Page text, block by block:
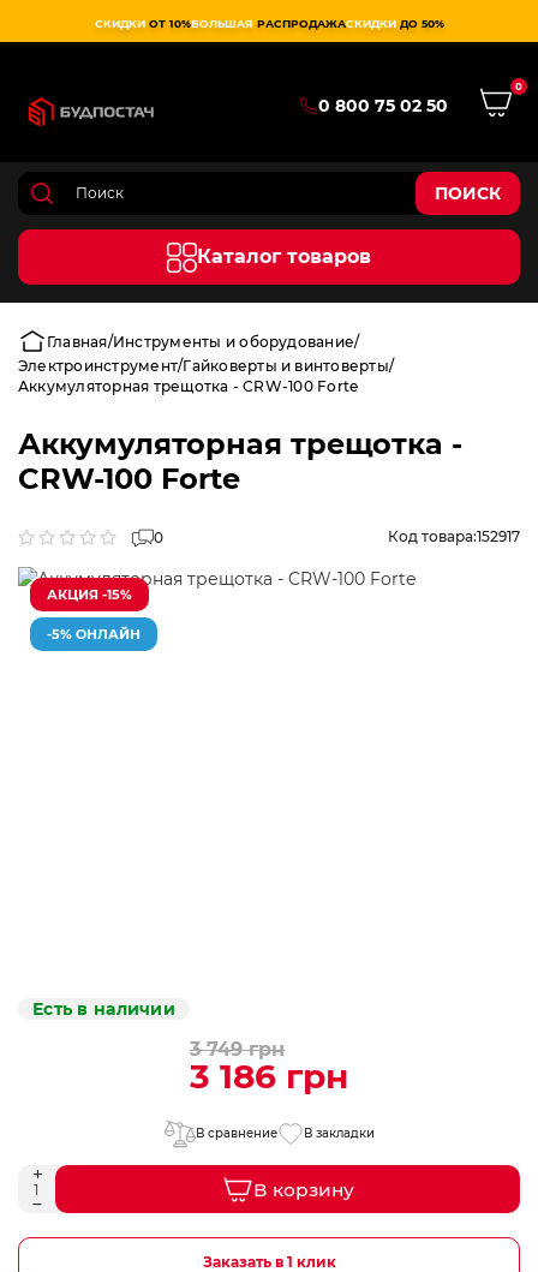
СКИДКИ ОТ 10%БОЛЬШАЯ РАСПРОДАЖАСКИДКИ ДО 50%
0 800 75 02 50
0
ПОИСК
Каталог товаров
Главная Инструменты и оборудование
Электроинструмент Гайковерты и винтоверты
Аккумуляторная трещотка - CRW-100 Forte
Аккумуляторная трещотка -
CRW-100 Forte
0 Код товара:152917
АКЦИЯ -15%
-5% ОНЛАЙН
Есть в наличии
3 749 грн
3 186 грн
В сравнение В закладки
В корзину
Заказать в 1 клик